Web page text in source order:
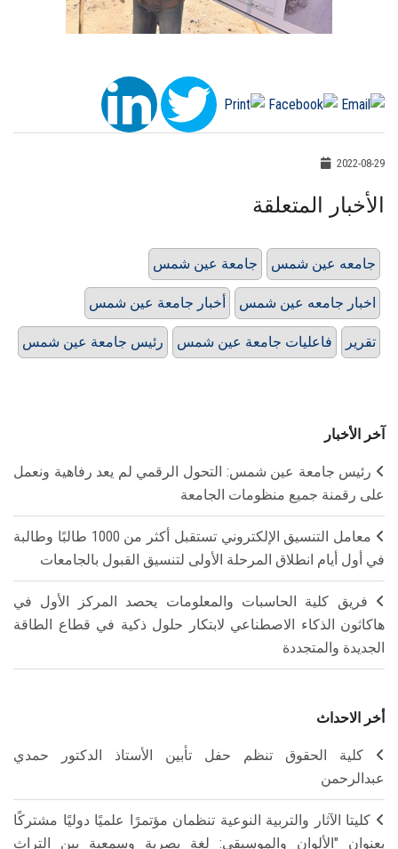
2022-08-29
الأخبار المتعلقة
جامعة عين شمس جامعه عين شمس
أخبار جامعة عين شمس اخبار جامعه عين شمس
رئيس جامعة عين شمس فاعليات جامعة عين شمس تقرير
آخر الأخبار
رئيس جامعة عين شمس: التحول الرقمي لم يعد رفاهية ونعمل
على رقمنة جميع منظومات الجامعة
معامل التنسيق الإلكتروني تستقبل أكثر من 1000 طالبًا وطالبة
في أول أيام انطلاق المرحلة الأولى لتنسيق القبول بالجامعات
فريق كلية الحاسبات والمعلومات يحصد المركز الأول في
هاكاثون الذكاء الاصطناعي لابتكار حلول ذكية في قطاع الطاقة
الجديدة والمتجددة
أخر الاحداث
كلية الحقوق تنظم حفل تأبين الأستاذ الدكتور حمدي
عبدالرحمن
كليتا الآثار والتربية النوعية تنظمان مؤتمرًا علميًا دوليًا مشتركًا
بعنوان "الألوان والموسيقى: لغة بصرية وسمعية بين التراث